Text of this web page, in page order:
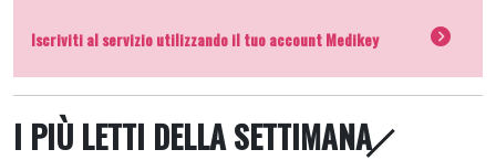
Iscriviti al servizio utilizzando il tuo account Medikey
I PIÙ LETTI DELLA SETTIMANA